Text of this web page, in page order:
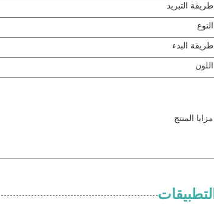
طريقة التبريد
النوع
طريقة البدء
اللون
مزايا المنتج
التطبيقات